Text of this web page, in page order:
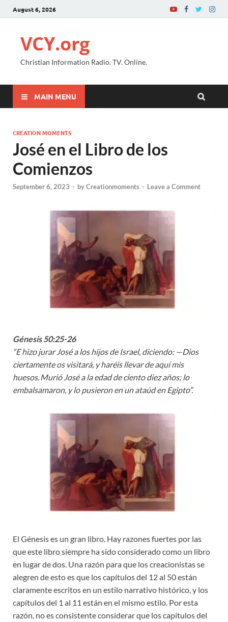
August 6, 2026
VCY.org
Christian Information Radio. TV. Online.
MAIN MENU
CREATION MOMENTS
José en el Libro de los
Comienzos
September 6, 2023 - byCreationmoments - Leave a Comment
Génesis 50:25-26
“E hizo jurar José a los hijos de Israel, diciendo: —Dios
ciertamente os visitará, y haréis llevar de aquí mis
huesos.Murió José a la edad de ciento diez años; lo
embalsamaron, y lo pusieron en un ataúd en Egipto”.
El Génesis es un gran libro. Hay razones fuertes por las
que este libro siempre ha sido considerado como un libro
en lugar de dos. Una razón para que los creacionistas se
alegren de esto es que los capítulos del 12 al 50 están
claramente escritos en un estilo narrativo histórico, y los
capítulos del 1 al 11 están en el mismo estilo. Por esta
razón, no es consistente considerar que los capítulos del